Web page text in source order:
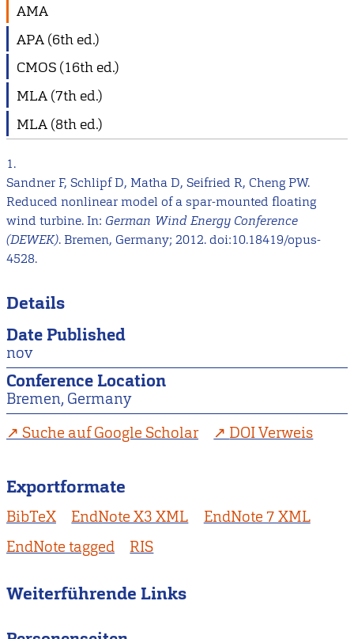
AMA
APA (6th ed.)
CMOS (16th ed.)
MLA (7th ed.)
MLA (8th ed.)
1.
Sandner F, Schlipf D, Matha D, Seifried R, Cheng PW.
Reduced nonlinear model of a spar-mounted floating
wind turbine. In: German Wind Energy Conference
(DEWEK). Bremen, Germany; 2012. doi:10.18419/opus-
4528.
Details
Date Published
nov
Conference Location
Bremen, Germany
Suche auf Google Scholar
DOI Verweis
Exportformate
BibTeX EndNote X3 XML
EndNote 7 XML
EndNote tagged
RIS
Weiterführende Links